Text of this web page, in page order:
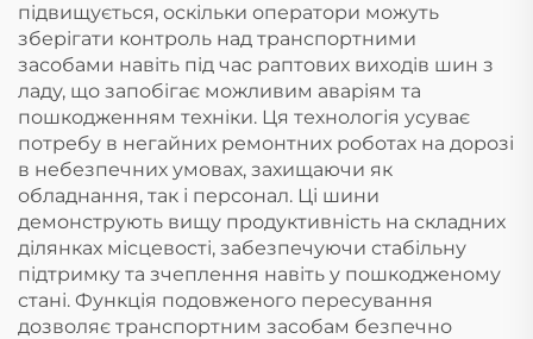
підвищується, оскільки оператори можуть
зберігати контроль над транспортними
засобами навіть під час раптових виходів шин з
ладу, що запобігає можливим аваріям та
пошкодженням техніки. Ця технологія усуває
потребу в негайних ремонтних роботах на дорозі
в небезпечних умовах, захищаючи як
обладнання, так і персонал. Ці шини
демонструють вищу продуктивність на складних
ділянках місцевості, забезпечуючи стабільну
підтримку та зчеплення навіть у пошкодженому
стані. Функція подовженого пересування
дозволяє транспортним засобам безпечно